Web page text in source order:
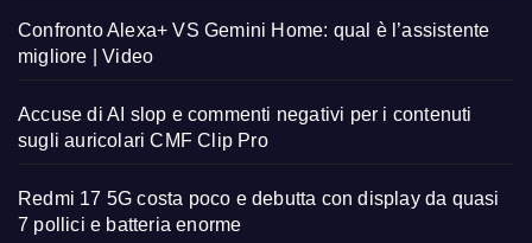
Confronto Alexa+ VS Gemini Home: qual è l’assistente
migliore | Video
Accuse di AI slop e commenti negativi per i contenuti
sugli auricolari CMF Clip Pro
Redmi 17 5G costa poco e debutta con display da quasi
7 pollici e batteria enorme